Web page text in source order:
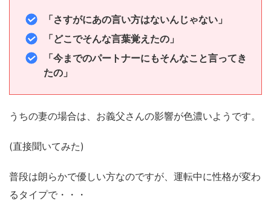
「さすがにあの言い方はないんじゃない」
「どこでそんな言葉覚えたの」
「今までのパートナーにもそんなこと言ってき
たの」
うちの妻の場合は、お義父さんの影響が色濃いようです。
(直接聞いてみた)
普段は朗らかで優しい方なのですが、運転中に性格が変わ
るタイプで・・・